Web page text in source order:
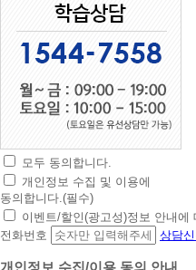
초
간
편
상
담
모두 동의합니다.
개인정보 수집 및 이용에
동의합니다.(필수)
이벤트/할인(광고성)정보 안내에
전화번호
상담신